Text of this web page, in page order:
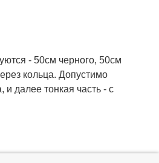
- 50см черного, 50см
кольца. Допустимо
далее тонкая часть - с